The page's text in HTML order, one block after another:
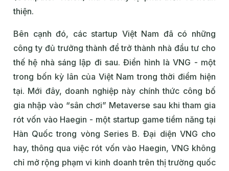
thiện.
Bên cạnh đó, các startup Việt Nam đã có những
công ty đủ trưởng thành để trở thành nhà đầu tư cho
thế hệ nhà sáng lập đi sau. Điển hình là VNG - một
trong bốn kỳ lân của Việt Nam trong thời điểm hiện
tại. Mới đây, doanh nghiệp này chính thức công bố
gia nhập vào “sân chơi” Metaverse sau khi tham gia
rót vốn vào Haegin - một startup game tiềm năng tại
Hàn Quốc trong vòng Series B. Đại diện VNG cho
hay, thông qua việc rót vốn vào Haegin, VNG không
chỉ mở rộng phạm vi kinh doanh trên thị trường quốc